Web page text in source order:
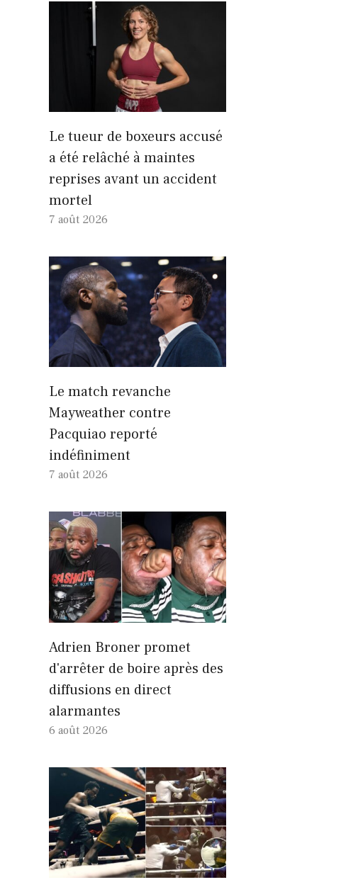
Le tueur de boxeurs accusé
a été relâché à maintes
reprises avant un accident
mortel
7 août 2026
Le match revanche
Mayweather contre
Pacquiao reporté
indéfiniment
7 août 2026
Adrien Broner promet
d'arrêter de boire après des
diffusions en direct
alarmantes
6 août 2026